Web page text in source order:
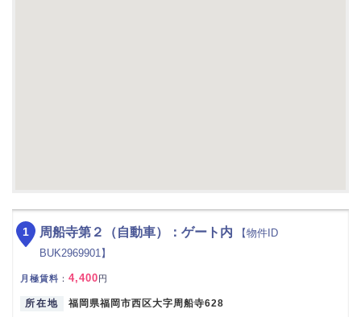
周船寺第２（自動車）：ゲート内
【物件ID
BUK2969901】
月極賃料 ： 4,400円
所在地
福岡県福岡市西区大字周船寺628
1